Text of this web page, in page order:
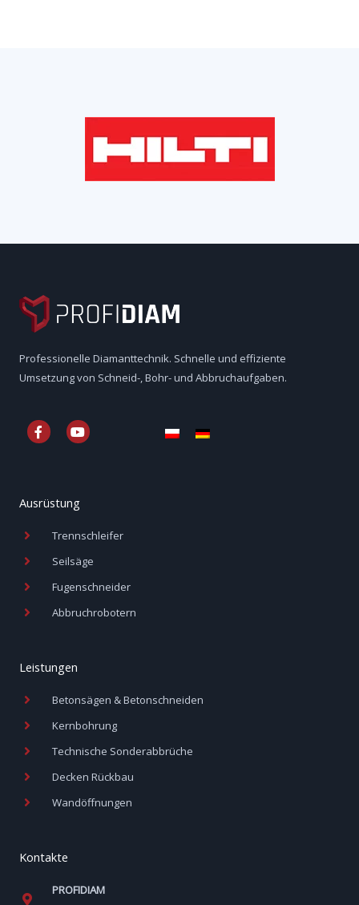
Professionelle Diamanttechnik. Schnelle und effiziente
Umsetzung von Schneid-, Bohr- und Abbruchaufgaben.
F
a
o
Y
o
e
Ausrüstung
Trennschleifer
Seilsäge
Fugenschneider
Abbruchrobotern
Leistungen
Betonsägen & Betonschneiden
Kernbohrung
Technische Sonderabbrüche
Decken Rückbau
Wandöffnungen
Kontakte
PROFIDIAM